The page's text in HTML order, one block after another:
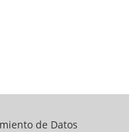
de Datos